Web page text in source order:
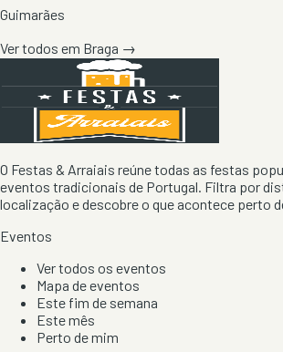
Guimarães
Ver todos em Braga →
O Festas & Arraiais reúne todas as festas
eventos tradicionais de Portugal. Filtra por
localização e descobre o que acontece perto
Eventos
Ver todos os eventos
Mapa de eventos
Este fim de semana
Este mês
Perto de mim